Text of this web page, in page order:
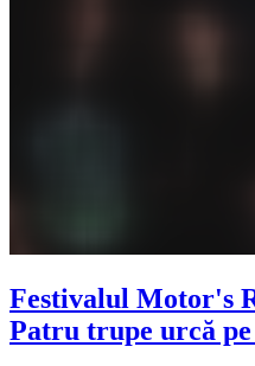
Festivalul Motor's
Patru trupe urcă